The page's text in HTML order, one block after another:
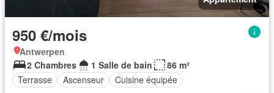
950 €/mois
Antwerpen
2 Chambres
1 Salle de bain
86 m²
Terrasse
Ascenseur Cuisine équipée